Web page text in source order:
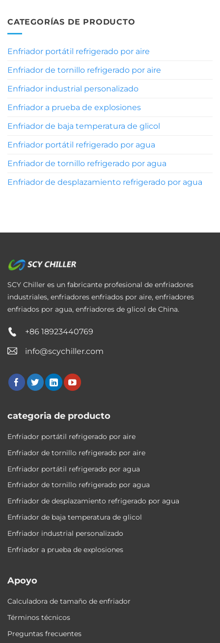
CATEGORÍAS DE PRODUCTO
Enfriador portátil refrigerado por aire
Enfriador de tornillo refrigerado por aire
Enfriador industrial personalizado
Enfriador a prueba de explosiones
Enfriador de baja temperatura de glicol
Enfriador portátil refrigerado por agua
Enfriador de tornillo refrigerado por agua
Enfriador de desplazamiento refrigerado por agua
SCY Chiller es un fabricante profesional de enfriadores
industriales, enfriadores enfriados por aire, enfriadores
enfriados por agua, enfriadores de glicol de China.
+86 18923440769
info@scychiller.com
categoria de producto
Enfriador portátil refrigerado por aire
Enfriador de tornillo refrigerado por aire
Enfriador portátil refrigerado por agua
Enfriador de tornillo refrigerado por agua
Enfriador de desplazamiento refrigerado por agua
Enfriador de baja temperatura de glicol
Enfriador industrial personalizado
Enfriador a prueba de explosiones
Apoyo
Calculadora de tamaño de enfriador
Términos técnicos
Preguntas frecuentes